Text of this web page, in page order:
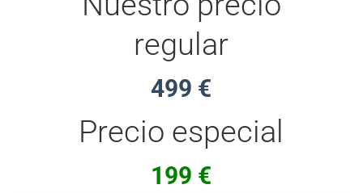
regular
499 €
Precio especial
199 €